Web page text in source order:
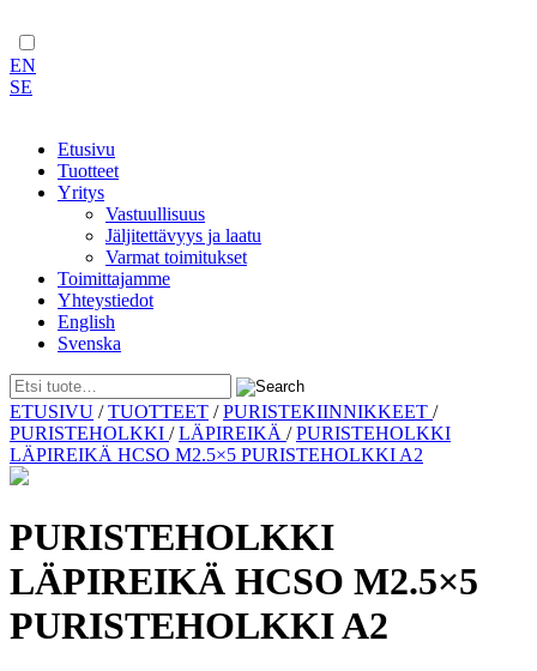
EN
SE
Etusivu
Tuotteet
Yritys
Vastuullisuus
Jäljitettävyys ja laatu
Varmat toimitukset
Toimittajamme
Yhteystiedot
English
Svenska
Skip
to
content
ETUSIVU /TUOTTEET /PURISTEKIINNIKKEET /
PURISTEHOLKKI /LÄPIREIKÄ /PURISTEHOLKKI
LÄPIREIKÄ HCSO M2.5×5 PURISTEHOLKKI A2
PURISTEHOLKKI
LÄPIREIKÄ HCSO M2.5×5
PURISTEHOLKKI A2